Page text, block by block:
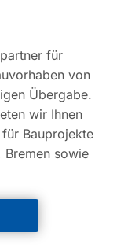
für
von
Übergabe.
wir Ihnen
Bauprojekte
sowie